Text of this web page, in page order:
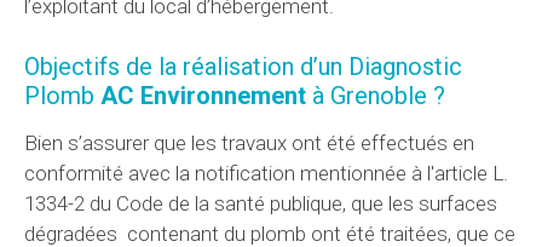
l’exploitant du local d’hébergement.
Objectifs de la réalisation d’un Diagnostic
Plomb AC Environnement à Grenoble ?
Bien s’assurer que les travaux ont été effectués en
conformité avec la notification mentionnée à l'article L.
1334-2 du Code de la santé publique, que les surfaces
dégradées contenant du plomb ont été traitées, que ce